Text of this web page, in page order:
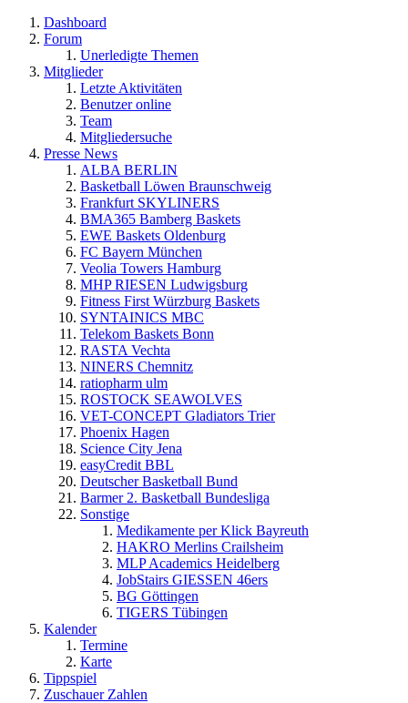
Dashboard
Forum
Unerledigte Themen
Mitglieder
Letzte Aktivitäten
Benutzer online
Team
Mitgliedersuche
Presse News
ALBA BERLIN
Basketball Löwen Braunschweig
Frankfurt SKYLINERS
BMA365 Bamberg Baskets
EWE Baskets Oldenburg
FC Bayern München
Veolia Towers Hamburg
MHP RIESEN Ludwigsburg
Fitness First Würzburg Baskets
SYNTAINICS MBC
Telekom Baskets Bonn
RASTA Vechta
NINERS Chemnitz
ratiopharm ulm
ROSTOCK SEAWOLVES
VET-CONCEPT Gladiators Trier
Phoenix Hagen
Science City Jena
easyCredit BBL
Deutscher Basketball Bund
Barmer 2. Basketball Bundesliga
Sonstige
Medikamente per Klick Bayreuth
HAKRO Merlins Crailsheim
MLP Academics Heidelberg
JobStairs GIESSEN 46ers
BG Göttingen
TIGERS Tübingen
Kalender
Termine
Karte
Tippspiel
Zuschauer Zahlen